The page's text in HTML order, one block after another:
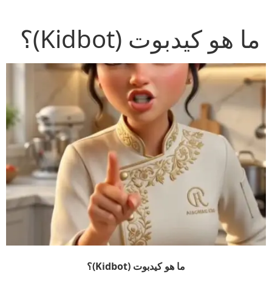
ما هو كيدبوت (Kidbot)؟
ما هو كيدبوت (Kidbot)؟